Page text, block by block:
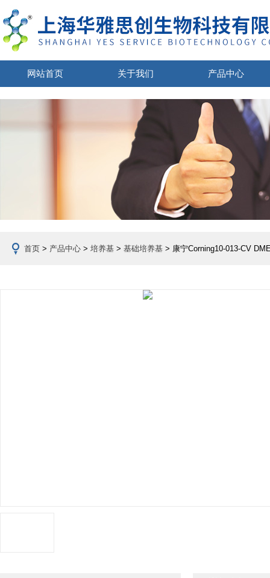
网站首页 关于我们 产品中心
首页 > 产品中心 > 培养基 > 基础培养基 > 康宁Corning10-013-CV